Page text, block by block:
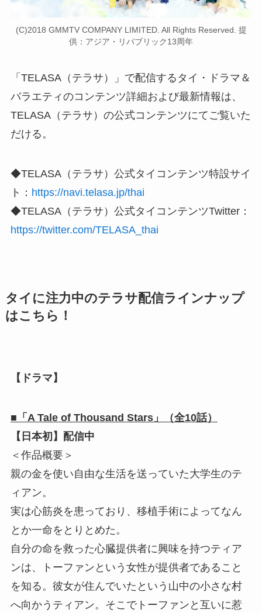
(C)2018 GMMTV COMPANY LIMITED. All Rights Reserved. 提
供：アジア・リパブリック13周年
「TELASA（テラサ）」で配信するタイ・ドラマ＆
バラエティのコンテンツ詳細および最新情報は、
TELASA（テラサ）の公式コンテンツにてご覧いた
だける。
◆TELASA（テラサ）公式タイコンテンツ特設サイ
ト： https://navi.telasa.jp/thai
◆TELASA（テラサ）公式タイコンテンツTwitter：
https://twitter.com/TELASA_thai
タイに注力中のテラサ配信ラインナップ
はこちら！
【ドラマ】
■「A Tale of Thousand Stars」（全10話）
【日本初】配信中
＜作品概要＞
親の金を使い自由な生活を送っていた大学生のテ
ィアン。
実は心筋炎を患っており、移植手術によってなん
とか一命をとりとめた。
自分の命を救った心臓提供者に興味を持つティア
ンは、トーファンという女性が提供者であること
を知る。彼女が住んでいたという山中の小さな村
へ向かうティアン。そこでトーファンと互いに惹